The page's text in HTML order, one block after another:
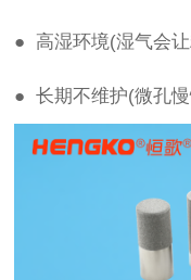
● 高湿环境(湿气会
● 长期不维护(微孔